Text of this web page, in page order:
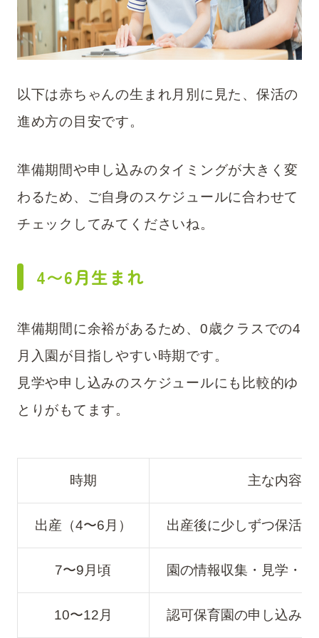
以下は赤ちゃんの生まれ月別に見た、保活の
進め方の目安です。
準備期間や申し込みのタイミングが大きく変
わるため、ご自身のスケジュールに合わせて
チェックしてみてくださいね。
4〜6月生まれ
準備期間に余裕があるため、0歳クラスでの4
月入園が目指しやすい時期です。
見学や申し込みのスケジュールにも比較的ゆ
とりがもてます。
時期 主な内容
出産（4〜6月） 出産後に少しずつ保活
7〜9月頃 園の情報収集・見学・
10〜12月 認可保育園の申し込み